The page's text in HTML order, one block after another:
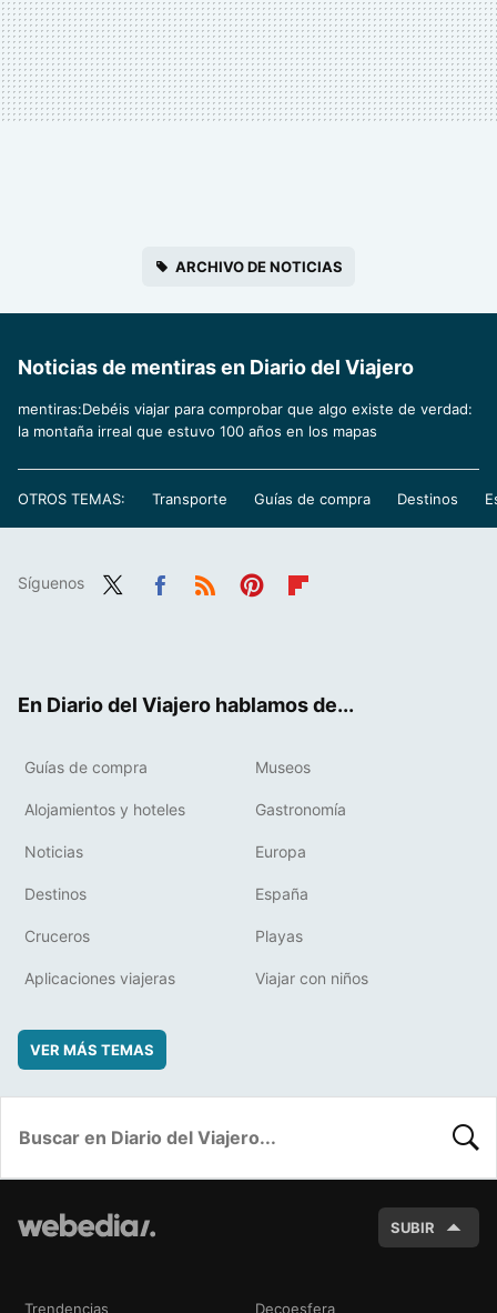
ARCHIVO DE NOTICIAS
Noticias de mentiras en Diario del Viajero
mentiras:Debéis viajar para comprobar que algo existe de verdad:
la montaña irreal que estuvo 100 años en los mapas
OTROS TEMAS: Transporte Guías de compra Destinos
Síguenos
En Diario del Viajero hablamos de...
Guías de compra Museos
Alojamientos y hoteles Gastronomía
Noticias Europa
Destinos España
Cruceros Playas
Aplicaciones viajeras Viajar con niños
VER MÁS TEMAS
SUBIR
Trendencias Decoesfera